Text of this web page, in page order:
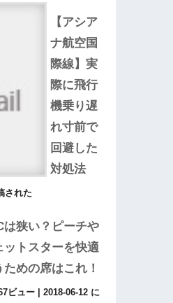
【アシア
ナ航空国
際線】実
際に飛行
機乗り遅
れ寸前で
回避した
対処法
された
は狭い？ピーチや
ットスターを快適
ための席はこれ！
ビュー |2018-06-12 に